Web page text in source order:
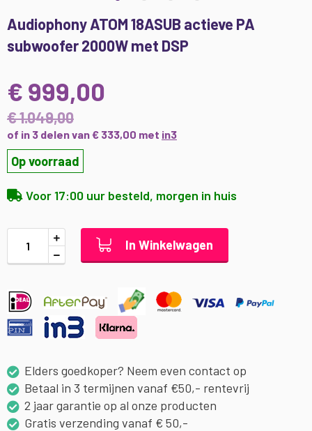
Audiophony ATOM 18ASUB actieve PA
subwoofer 2000W met DSP
€ 999,00
€ 1.049,00
of in 3 delen van € 333,00 met in3
Op voorraad
Voor 17:00 uur besteld, morgen in huis
In Winkelwagen
Elders goedkoper? Neem even contact op
Betaal in 3 termijnen vanaf €50,- rentevrij
2 jaar garantie op al onze producten
Gratis verzending vanaf € 50,-
naar
het
de
afbeeldingen-
gallerij